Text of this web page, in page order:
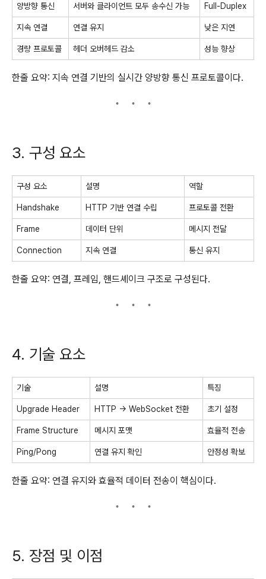
양방향 통신 서버와 클라이언트 모두 송수신 가능 Full-Duplex
지속 연결 연결 유지 낮은 지연
경량 프로토콜 헤더 오버헤드 감소 성능 향상
한줄 요약: 지속 연결 기반의 실시간 양방향 통신 프로토콜이다.
3. 구성 요소
구성 요소 설명 역할
Handshake HTTP 기반 연결 수립 프로토콜 전환
Frame 데이터 단위 메시지 전달
Connection 지속 연결 통신 유지
한줄 요약: 연결, 프레임, 핸드셰이크 구조로 구성된다.
4. 기술 요소
기술 설명 특징
Upgrade Header HTTP → WebSocket 전환 초기 설정
Frame Structure 메시지 포맷 효율적 전송
Ping/Pong 연결 유지 확인 안정성 확보
한줄 요약: 연결 유지와 효율적 데이터 전송이 핵심이다.
5. 장점 및 이점